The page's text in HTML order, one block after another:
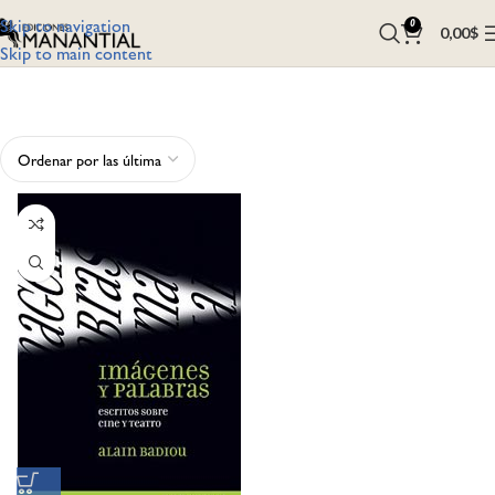
Skip to navigation
Skip to main content
0 0,00$